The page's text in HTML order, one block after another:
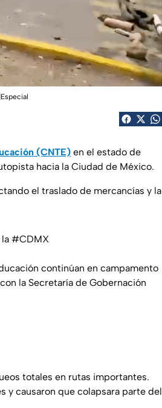
(CNTE) en el estado de
hacia la Ciudad de México.
el traslado de mercancías y la
#CDMX
continúan en campamento
la Secretaría de Gobernación
totales en rutas importantes.
y causaron que colapsara parte del